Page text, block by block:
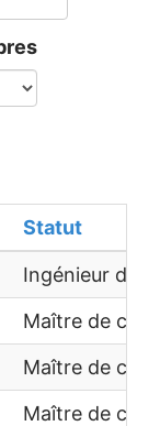
Statut
Ingénieur de
Maître de
Maître de
Maître de